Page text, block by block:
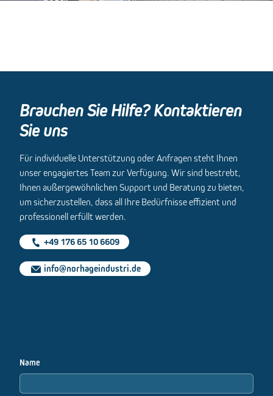
Brauchen Sie Hilfe? Kontaktieren
Sie uns
Für individuelle Unterstützung oder Anfragen steht Ihnen
unser engagiertes Team zur Verfügung. Wir sind bestrebt,
Ihnen außergewöhnlichen Support und Beratung zu bieten,
um sicherzustellen, dass all Ihre Bedürfnisse effizient und
professionell erfüllt werden.
+49 176 65 10 6609
info@norhageindustri.de
Name